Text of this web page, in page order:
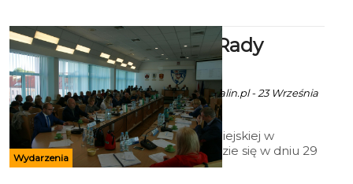
Wydarzenia
XXIII sesja Rady
Miejskiej
ekoszalin.pl za koszalin.pl - 23 Września
2016 godz. 14:07
XXIII sesji Rady Miejskiej w
Koszalinie odbędzie się w dniu 29
września 2016 roku. Miejsce